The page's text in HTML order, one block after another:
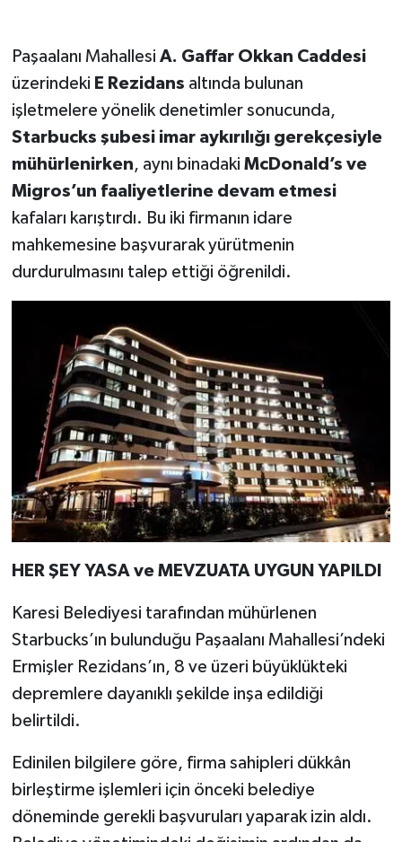
Paşaalanı Mahallesi A. Gaffar Okkan Caddesi
üzerindeki E Rezidans altında bulunan
işletmelere yönelik denetimler sonucunda,
Starbucks şubesi imar aykırılığı gerekçesiyle
mühürlenirken, aynı binadaki McDonald’s ve
Migros’un faaliyetlerine devam etmesi
kafaları karıştırdı. Bu iki firmanın idare
mahkemesine başvurarak yürütmenin
durdurulmasını talep ettiği öğrenildi.
HER ŞEY YASA ve MEVZUATA UYGUN YAPILDI
Karesi Belediyesi tarafından mühürlenen
Starbucks’ın bulunduğu Paşaalanı Mahallesi’ndeki
Ermişler Rezidans’ın, 8 ve üzeri büyüklükteki
depremlere dayanıklı şekilde inşa edildiği
belirtildi.
Edinilen bilgilere göre, firma sahipleri dükkân
birleştirme işlemleri için önceki belediye
döneminde gerekli başvuruları yaparak izin aldı.